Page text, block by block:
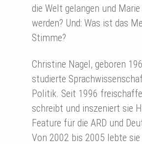
die Welt gelangen und
werden? Und: Was ist das
Stimme?
Christine Nagel, geboren
studierte
Politik. Seit 1996
schreibt und inszeniert sie
Feature für die ARD und
Von 2002 bis 2005 lebte